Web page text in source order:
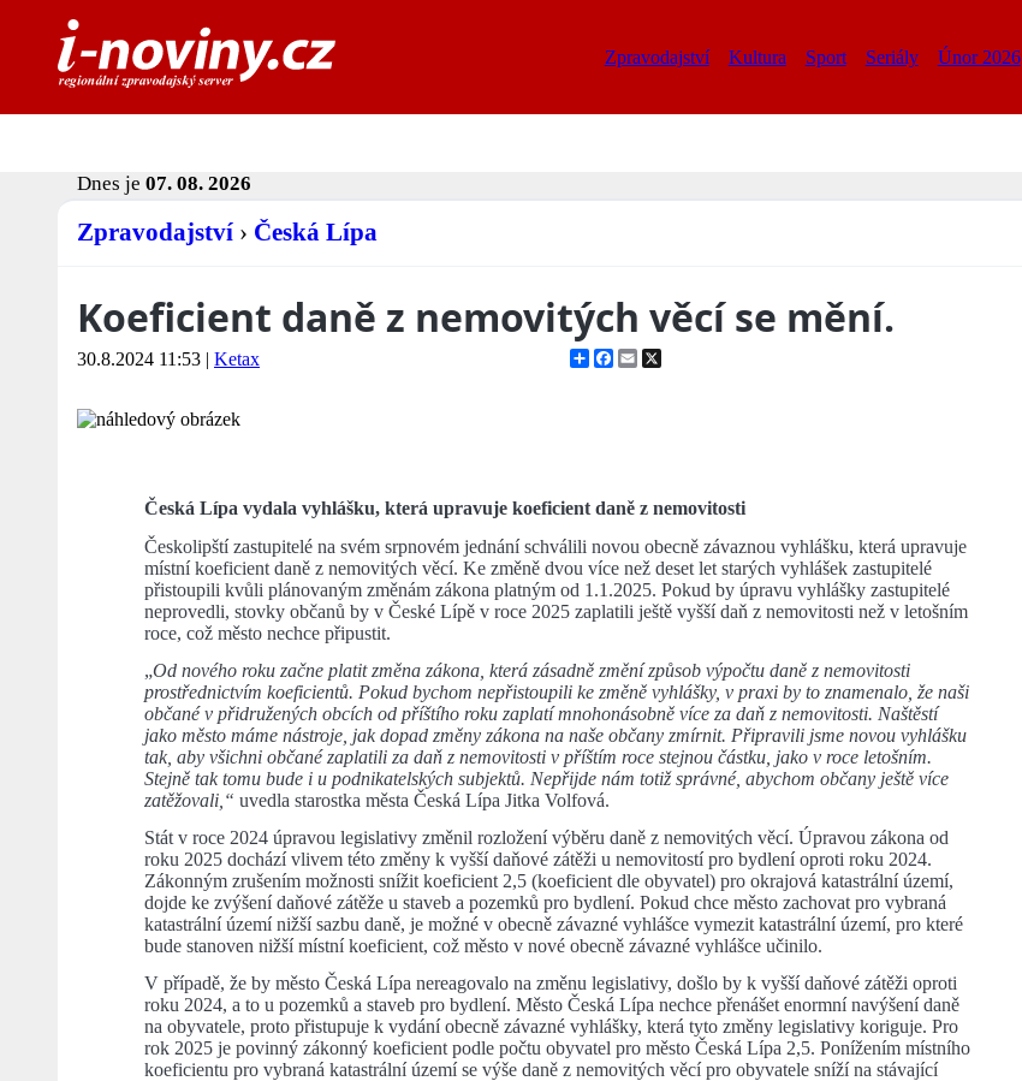
Zpravodajství Kultura Sport Seriály Únor 2026
Dnes je 07. 08. 2026
Zpravodajství › Česká Lípa
Koeficient daně z nemovitých věcí se mění.
30.8.2024 11:53 | Ketax ShareFacebook
Email
Česká Lípa vydala vyhlášku, která upravuje koeficient daně z nemovitosti
Českolipští zastupitelé na svém srpnovém jednání schválili novou obecně závaznou vyhlášku, která upravuje
místní koeficient daně z nemovitých věcí. Ke změně dvou více než deset let starých vyhlášek zastupitelé
přistoupili kvůli plánovaným změnám zákona platným od 1.1.2025. Pokud by úpravu vyhlášky zastupitelé
neprovedli, stovky občanů by v České Lípě v roce 2025 zaplatili ještě vyšší daň z nemovitosti než v letošním
roce, což město nechce připustit.
„Od nového roku začne platit změna zákona, která zásadně změní způsob výpočtu daně z nemovitosti
prostřednictvím koeficientů. Pokud bychom nepřistoupili ke změně vyhlášky, v praxi by to znamenalo, že naši
občané v přidružených obcích od příštího roku zaplatí mnohonásobně více za daň z nemovitosti. Naštěstí
jako město máme nástroje, jak dopad změny zákona na naše občany zmírnit. Připravili jsme novou vyhlášku
tak, aby všichni občané zaplatili za daň z nemovitosti v příštím roce stejnou částku, jako v roce letošním.
Stejně tak tomu bude i u podnikatelských subjektů. Nepřijde nám totiž správné, abychom občany ještě více
zatěžovali,“ uvedla starostka města Česká Lípa Jitka Volfová.
Stát v roce 2024 úpravou legislativy změnil rozložení výběru daně z nemovitých věcí. Úpravou zákona od
roku 2025 dochází vlivem této změny k vyšší daňové zátěži u nemovitostí pro bydlení oproti roku 2024.
Zákonným zrušením možnosti snížit koeficient 2,5 (koeficient dle obyvatel) pro okrajová katastrální území,
dojde ke zvýšení daňové zátěže u staveb a pozemků pro bydlení. Pokud chce město zachovat pro vybraná
katastrální území nižší sazbu daně, je možné v obecně závazné vyhlášce vymezit katastrální území, pro které
bude stanoven nižší místní koeficient, což město v nové obecně závazné vyhlášce učinilo.
V případě, že by město Česká Lípa nereagovalo na změnu legislativy, došlo by k vyšší daňové zátěži oproti
roku 2024, a to u pozemků a staveb pro bydlení. Město Česká Lípa nechce přenášet enormní navýšení daně
na obyvatele, proto přistupuje k vydání obecně závazné vyhlášky, která tyto změny legislativy koriguje. Pro
rok 2025 je povinný zákonný koeficient podle počtu obyvatel pro město Česká Lípa 2,5. Ponížením místního
koeficientu pro vybraná katastrální území se výše daně z nemovitých věcí pro obyvatele sníží na stávající